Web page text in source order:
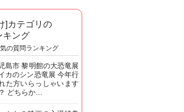
]カテゴリの
キング
の質問ランキング
島市 黎明館の大恐竜展
カのシン恐竜展 今年行
た方いらっしゃいます
どちらか…